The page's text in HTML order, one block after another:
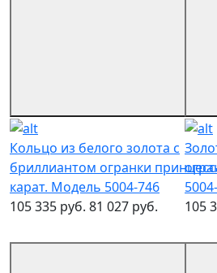
Кольцо из белого золота с
бриллиантом огранки
карат. Модель 5004-746
105 335 руб. 81 027 руб.
105